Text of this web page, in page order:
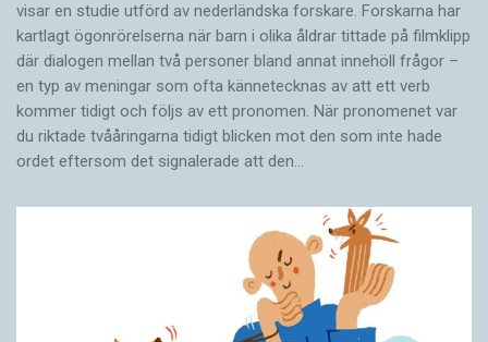
visar en studie utförd av nederländska forskare. Forskarna har
kartlagt ögonrörelserna när barn i olika åldrar tittade på filmklipp
där dialogen mellan två personer bland annat innehöll frågor –
en typ av meningar som ofta kännetecknas av att ett verb
kommer tidigt och följs av ett pronomen. När pronomenet var
du riktade tvååringarna tidigt blicken mot den som inte hade
ordet eftersom det ­signalerade att den…